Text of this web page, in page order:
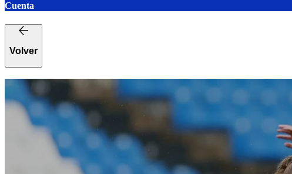
Cuenta
Volver